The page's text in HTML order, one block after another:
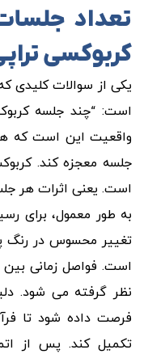
تعداد
کربوکسی
یکی از سوالات کلیدی
است: “چند جلسه
واقعیت این است که
جلسه معجزه کند.
است. یعنی اثرات هر
به طور معمول، برای
نظر گرفته می شود.
فرصت داده شود تا
تکمیل کند. پس از